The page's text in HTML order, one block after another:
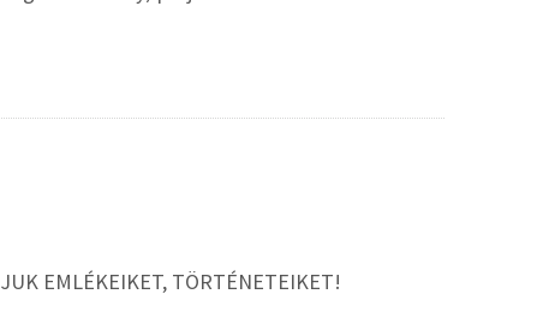
EMLÉKEIKET, TÖRTÉNETEIKET!